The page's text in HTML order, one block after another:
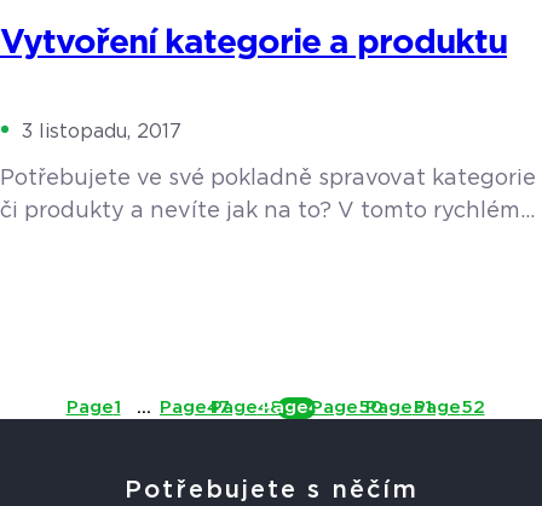
Vytvoření kategorie a produktu
3 listopadu, 2017
Potřebujete ve své pokladně spravovat kategorie
či produkty a nevíte jak na to? V tomto rychlém
Page1 … Page47
Page48
Page49
Page50
Page51
Page52
Potřebujete s něčím